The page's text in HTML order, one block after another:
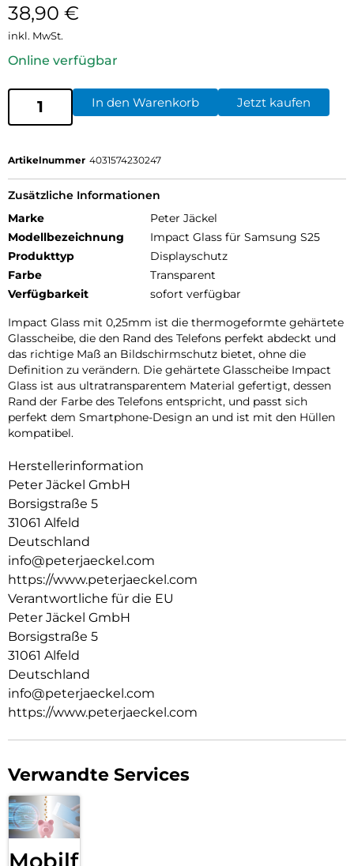
38,90 €
inkl. MwSt.
Online verfügbar
In den Warenkorb Jetzt kaufen
Artikelnummer 4031574230247
Zusätzliche Informationen
Marke
Peter Jäckel
Modellbezeichnung
Impact Glass für Samsung S25
Produkttyp
Displayschutz
Farbe
Transparent
Verfügbarkeit
sofort verfügbar
Impact Glass mit 0,25mm ist die thermogeformte gehärtete
Glasscheibe, die den Rand des Telefons perfekt abdeckt und
das richtige Maß an Bildschirmschutz bietet, ohne die
Definition zu verändern. Die gehärtete Glasscheibe Impact
Glass ist aus ultratransparentem Material gefertigt, dessen
Rand der Farbe des Telefons entspricht, und passt sich
perfekt dem Smartphone-Design an und ist mit den Hüllen
kompatibel.
Herstellerinformation
Peter Jäckel GmbH
Borsigstraße 5
31061 Alfeld
Deutschland
info@peterjaeckel.com
https://www.peterjaeckel.com
Verantwortliche für die EU
Peter Jäckel GmbH
Borsigstraße 5
31061 Alfeld
Deutschland
info@peterjaeckel.com
https://www.peterjaeckel.com
Verwandte Services